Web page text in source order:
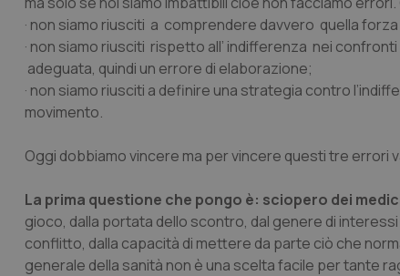
· non siamo riusciti a comprendere davvero quella
· non siamo riusciti rispetto all’ indifferenza nei
adeguata, quindi un errore di elaborazione;
· non siamo riusciti a definire una strategia contro
movimento.
Oggi dobbiamo vincere ma per vincere questi tre
La prima questione che pongo è: sciopero dei
gioco, dalla portata dello scontro, dal genere di
conflitto, dalla capacità di mettere da parte ciò che
generale della sanità non è una scelta facile per tante